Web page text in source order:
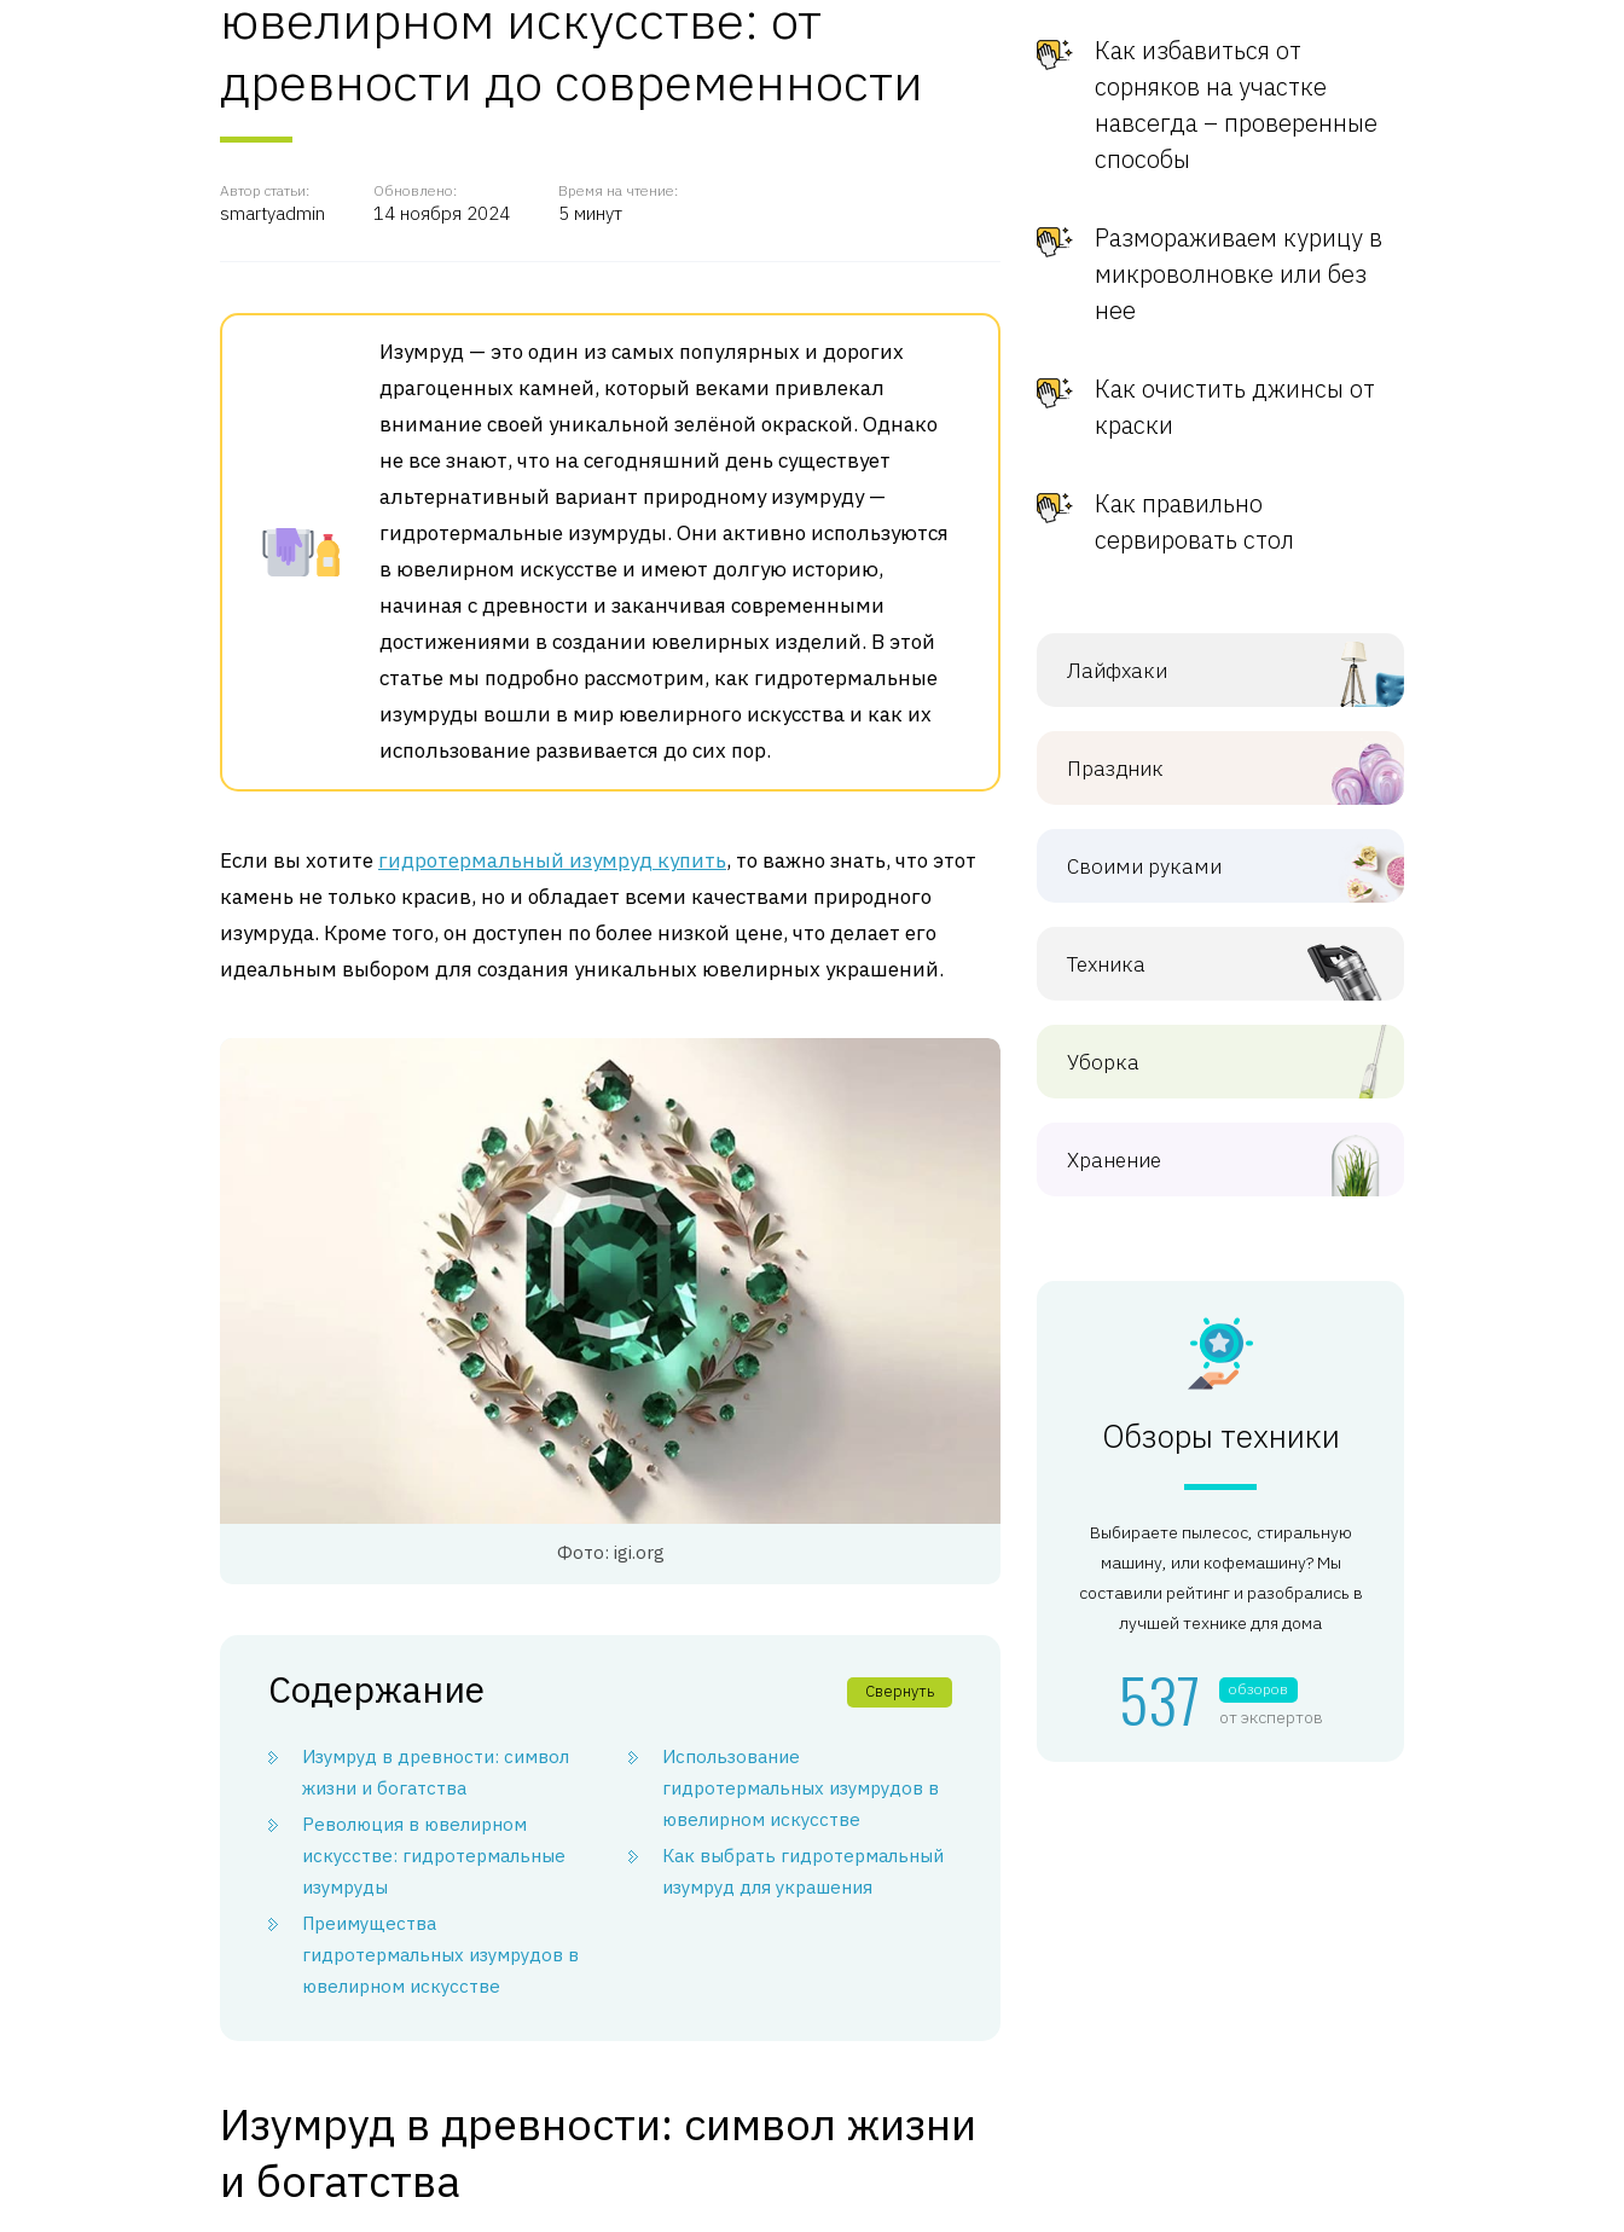
ювелирном искусстве: от
древности до современности
Автор статьи:
smartyadmin
Обновлено:
14 ноября 2024
Время на чтение:
5 минут
Изумруд — это один из самых популярных и дорогих
драгоценных камней, который веками привлекал
внимание своей уникальной зелёной окраской. Однако
не все знают, что на сегодняшний день существует
альтернативный вариант природному изумруду —
гидротермальные изумруды. Они активно используются
в ювелирном искусстве и имеют долгую историю,
начиная с древности и заканчивая современными
достижениями в создании ювелирных изделий. В этой
статье мы подробно рассмотрим, как гидротермальные
изумруды вошли в мир ювелирного искусства и как их
использование развивается до сих пор.
Если вы хотите гидротермальный изумруд купить, то важно знать, что этот
камень не только красив, но и обладает всеми качествами природного
изумруда. Кроме того, он доступен по более низкой цене, что делает его
идеальным выбором для создания уникальных ювелирных украшений.
Фото: igi.org
Содержание Свернуть
Изумруд в древности: символ
жизни и богатства
Революция в ювелирном
искусстве: гидротермальные
изумруды
Преимущества
гидротермальных изумрудов в
ювелирном искусстве
Использование
гидротермальных изумрудов в
ювелирном искусстве
Как выбрать гидротермальный
изумруд для украшения
Изумруд в древности: символ жизни
и богатства
Как избавиться от
сорняков на участке
навсегда – проверенные
способы
Размораживаем курицу в
микроволновке или без
нее
Как очистить джинсы от
краски
Как правильно
сервировать стол
Лайфхаки
Праздник
Своими руками
Техника
Уборка
Хранение
Обзоры техники
Выбираете пылесос, стиральную
машину, или кофемашину? Мы
составили рейтинг и разобрались в
лучшей технике для дома
537 обзоров
от экспертов